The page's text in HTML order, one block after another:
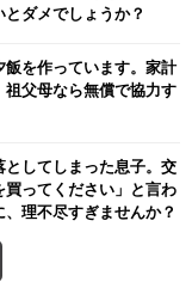
ダメでしょうか？
飯を作っています。家計
祖父母なら無償で協力す
としてしまった息子。交
買ってください」と言わ
理不尽すぎませんか？